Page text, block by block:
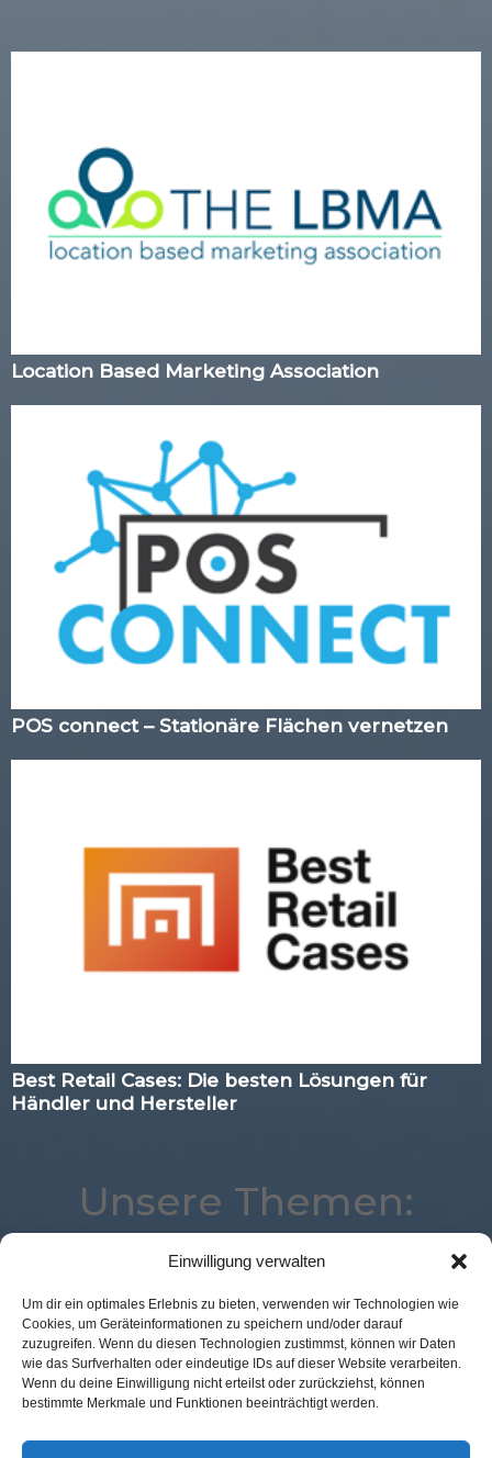
Einwilligung verwalten
Um dir ein optimales Erlebnis zu bieten, verwenden wir Technologien wie
Cookies, um Geräteinformationen zu speichern und/oder darauf
zuzugreifen. Wenn du diesen Technologien zustimmst, können wir Daten
wie das Surfverhalten oder eindeutige IDs auf dieser Website verarbeiten.
Wenn du deine Einwilligung nicht erteilst oder zurückziehst, können
bestimmte Merkmale und Funktionen beeinträchtigt werden.
Location Based Marketing Association
POS connect – Stationäre Flächen vernetzen
Best Retail Cases: Die besten Lösungen für
Händler und Hersteller
Unsere Themen:
Expertenwissen
Künstliche Intelligenz
Kassenlose Läden
Location POS Connect
Advertising
Corona Studie
Commerce
Best Retail Cases
Marketing Voice
Digital